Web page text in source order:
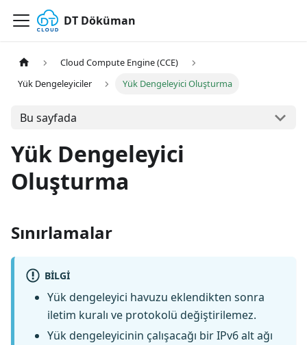
DT Döküman
Cloud Compute Engine (CCE)
Yük Dengeleyiciler
Yük Dengeleyici Oluşturma
Bu sayfada
Yük Dengeleyici
Oluşturma
Sınırlamalar
BILGI
Yük dengeleyici havuzu eklendikten sonra
iletim kuralı ve protokolü değiştirilemez.
Yük dengeleyicinin çalışacağı bir IPv6 alt ağı